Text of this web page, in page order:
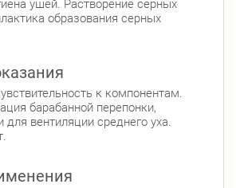
улица, д. 7
д. 19 (Российский пр., д. 7)
Большевиков
ушей. Растворение серных
образования серных
к компонентам.
барабанной перепонки,
для вентиляции среднего уха.